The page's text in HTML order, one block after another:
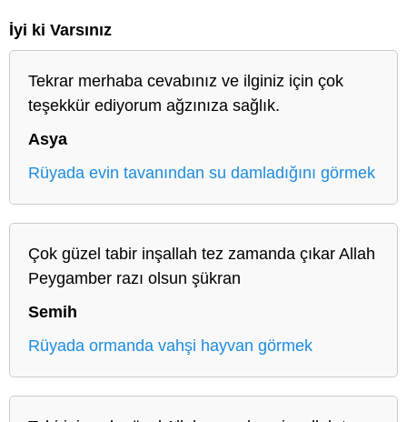
İyi ki Varsınız
Tekrar merhaba cevabınız ve ilginiz için çok
teşekkür ediyorum ağzınıza sağlık.
Asya
Rüyada evin tavanından su damladığını görmek
Çok güzel tabir inşallah tez zamanda çıkar Allah
Peygamber razı olsun şükran
Semih
Rüyada ormanda vahşi hayvan görmek